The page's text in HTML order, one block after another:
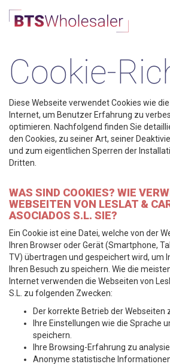
Cookie-
Diese Webseite verwendet Cookies wie
Internet, um Benutzer Erfahrung zu
optimieren. Nachfolgend finden Sie
den Cookies, zu seiner Art, seiner
und zum eigentlichen Sperren der
Dritten.
WAS SIND COOKIES? WIE
WEBSEITEN VON LESLAT &
ASOCIADOS S.L. SIE?
Ein Cookie ist eine Datei, welche von der
Ihren Browser oder Gerät (Smartphone,
TV) übertragen und gespeichert wird, um
Ihren Besuch zu speichern. Wie die
Internet verwenden die Webseiten von
S.L. zu folgenden Zwecken:
Der korrekte Betrieb der Webseiten
Ihre Einstellungen wie die Sprache
speichern.
Ihre Browsing-Erfahrung zu
Anonyme statistische